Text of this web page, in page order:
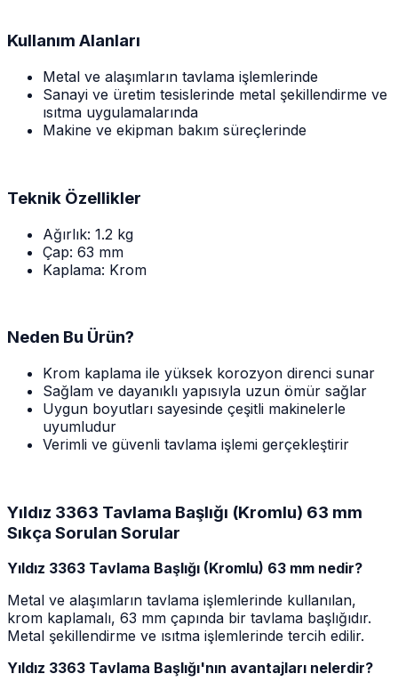
Kullanım Alanları
Metal ve alaşımların tavlama işlemlerinde
Sanayi ve üretim tesislerinde metal şekillendirme ve
ısıtma uygulamalarında
Makine ve ekipman bakım süreçlerinde
Teknik Özellikler
Ağırlık: 1.2 kg
Çap: 63 mm
Kaplama: Krom
Neden Bu Ürün?
Krom kaplama ile yüksek korozyon direnci sunar
Sağlam ve dayanıklı yapısıyla uzun ömür sağlar
Uygun boyutları sayesinde çeşitli makinelerle
uyumludur
Verimli ve güvenli tavlama işlemi gerçekleştirir
Yıldız 3363 Tavlama Başlığı (Kromlu) 63 mm
Sıkça Sorulan Sorular
Yıldız 3363 Tavlama Başlığı (Kromlu) 63 mm nedir?
Metal ve alaşımların tavlama işlemlerinde kullanılan,
krom kaplamalı, 63 mm çapında bir tavlama başlığıdır.
Metal şekillendirme ve ısıtma işlemlerinde tercih edilir.
Yıldız 3363 Tavlama Başlığı'nın avantajları nelerdir?